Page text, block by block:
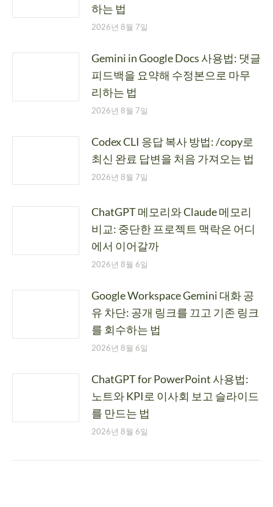
하는 법
2026년 8월 7일
Gemini in Google Docs 사용법: 댓글
피드백을 요약해 수정본으로 마무
리하는 법
2026년 8월 7일
Codex CLI 응답 복사 방법: /copy로
최신 완료 답변을 처음 가져오는 법
2026년 8월 7일
ChatGPT 메모리와 Claude 메모리
비교: 중단한 프로젝트 맥락은 어디
에서 이어갈까
2026년 8월 6일
Google Workspace Gemini 대화 공
유 차단: 공개 링크를 끄고 기존 링크
를 회수하는 법
2026년 8월 6일
ChatGPT for PowerPoint 사용법:
노트와 KPI로 이사회 보고 슬라이드
를 만드는 법
2026년 8월 6일